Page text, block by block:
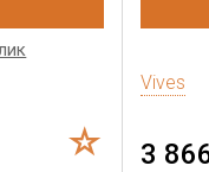
Vives
3